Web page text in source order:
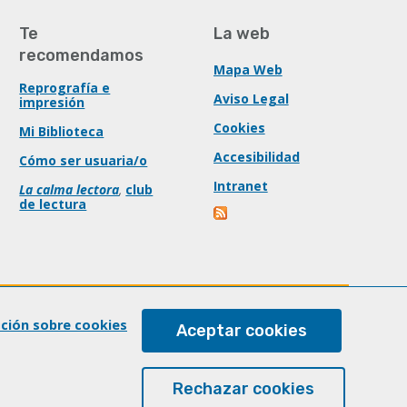
Te
recomendamos
Reprografía e
impresión
Mi Biblioteca
Cómo ser usuaria/o
La calma lectora, club
de lectura
La web
Mapa Web
Aviso Legal
Cookies
Accesibilidad
Intranet
sobre cookies Aceptar cookies
Rechazar cookies